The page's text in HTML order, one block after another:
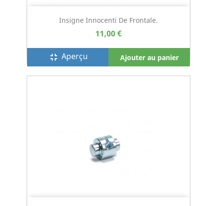
Insigne Innocenti De Frontale.
11,00 €
fullscreen_exit Aperçu Ajouter au panier